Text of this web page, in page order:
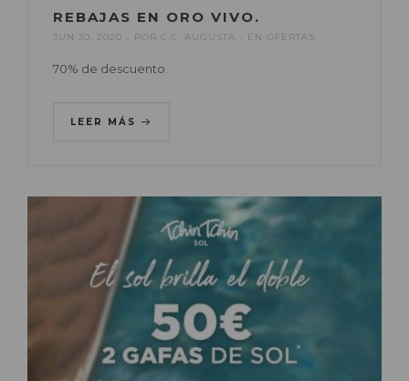
REBAJAS EN ORO VIVO.
JUN 30, 2020 POR C.C. AUGUSTA EN OFERTAS
70% de descuento.
LEER MÁS